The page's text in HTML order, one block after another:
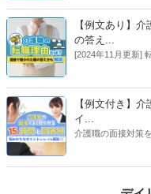
トを紹介します。
大庭 欣二】
【例文あり】
の答え...
[2024年11月更新]
担当者にマイナス
護の転職時に転職
す！【執筆者：さ
【例文付き】
イ...
介護職の面接対策